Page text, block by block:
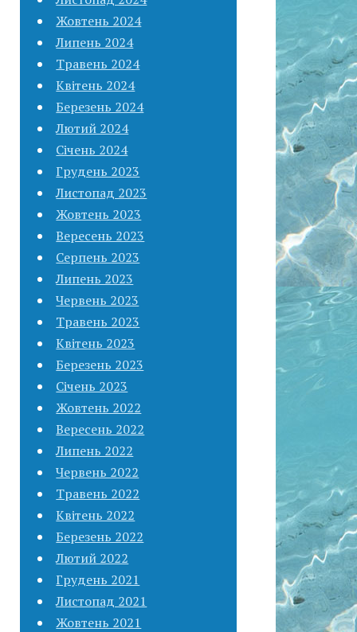
Жовтень 2024
Липень 2024
Травень 2024
Квітень 2024
Березень 2024
Лютий 2024
Січень 2024
Грудень 2023
Листопад 2023
Жовтень 2023
Вересень 2023
Серпень 2023
Липень 2023
Червень 2023
Травень 2023
Квітень 2023
Березень 2023
Січень 2023
Жовтень 2022
Вересень 2022
Липень 2022
Червень 2022
Травень 2022
Квітень 2022
Березень 2022
Лютий 2022
Грудень 2021
Листопад 2021
Жовтень 2021